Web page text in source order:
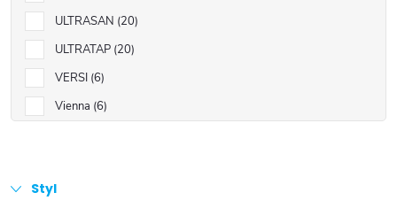
ULTRASAN 20
ULTRATAP 20
VERSI 6
Vienna 6
Styl